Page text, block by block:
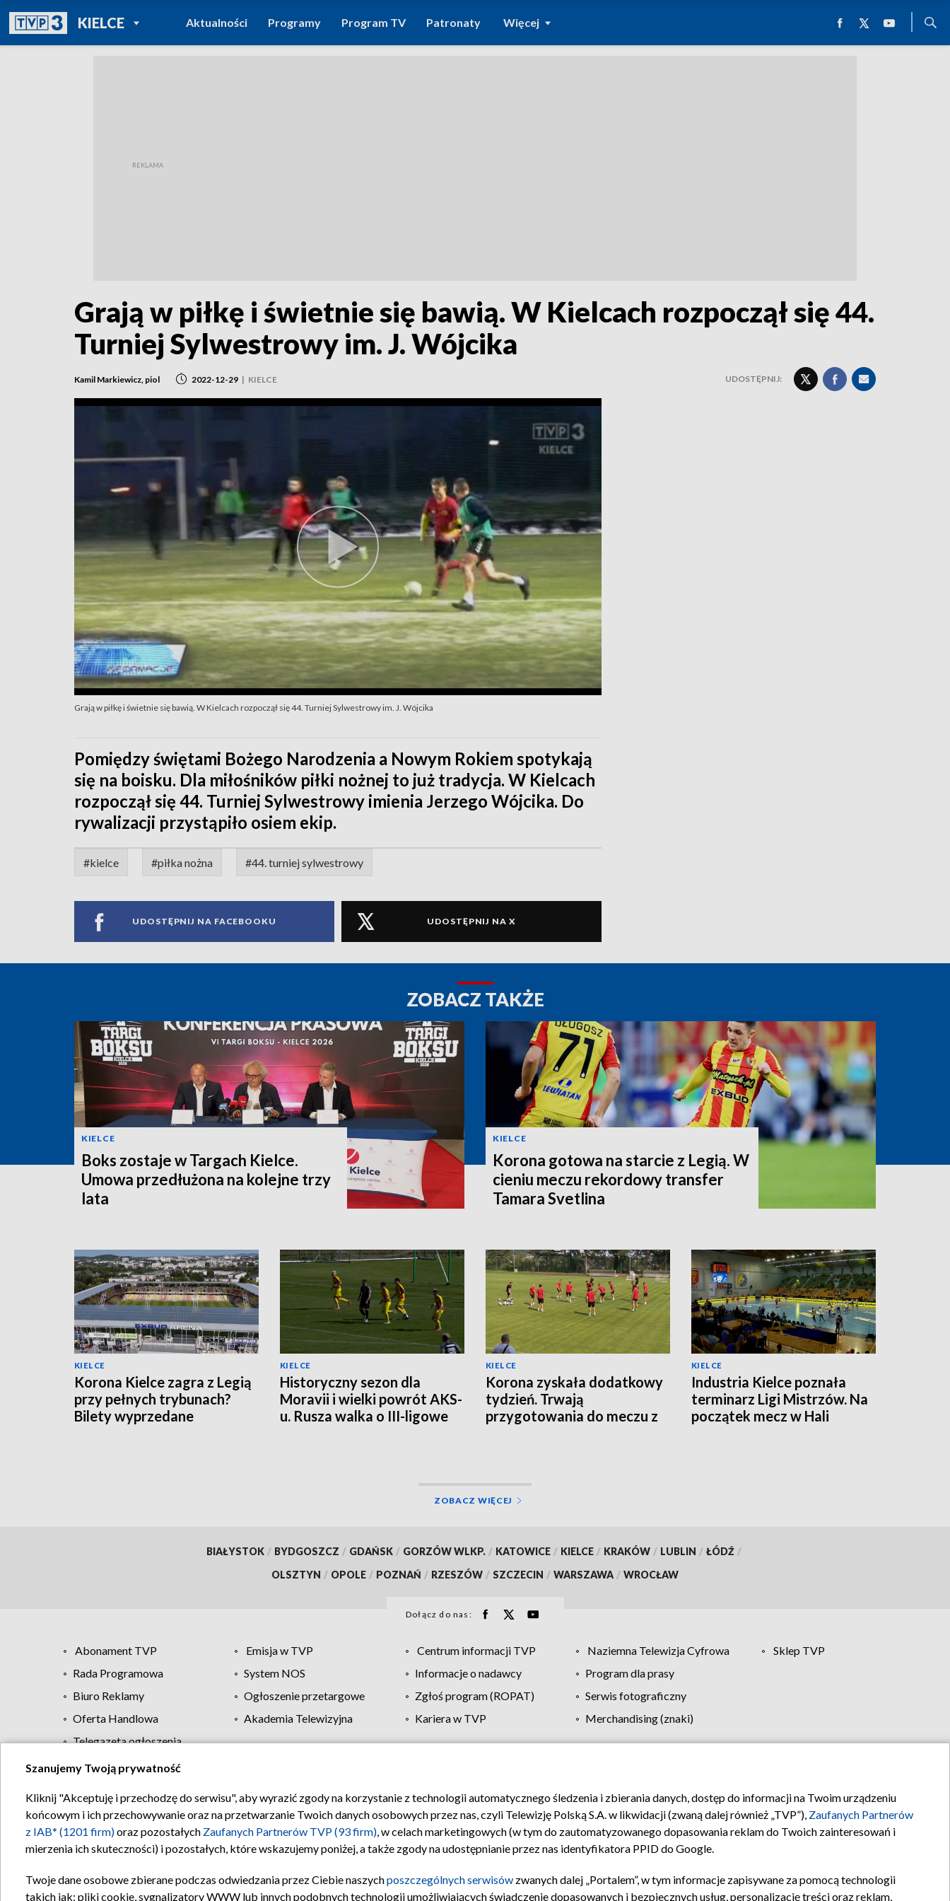
KIELCEPOWRÓT DO
TVP REGIONY
Aktualności Programy Program TV Patronaty Więcej
Grają w piłkę i świetnie się bawią. W Kielcach rozpoczął się 44.
Turniej Sylwestrowy im. J. Wójcika
Kamil Markiewicz, piol 2022-12-29 | KIELCE UDOSTĘPNIJ:
Grają w piłkę i świetnie się bawią. W Kielcach rozpoczął się 44. Turniej Sylwestrowy im. J. Wójcika
Pomiędzy świętami Bożego Narodzenia a Nowym Rokiem spotykają
się na boisku. Dla miłośników piłki nożnej to już tradycja. W Kielcach
rozpoczął się 44. Turniej Sylwestrowy imienia Jerzego Wójcika. Do
rywalizacji przystąpiło osiem ekip.
#kielce #piłka nożna #44. turniej sylwestrowy
UDOSTĘPNIJ NA FACEBOOKU UDOSTĘPNIJ NA X
ZOBACZ TAKŻE
KIELCE
Boks zostaje w Targach Kielce.
Umowa przedłużona na kolejne trzy
lata
KIELCE
Korona gotowa na starcie z Legią. W
cieniu meczu rekordowy transfer
Tamara Svetlina
KIELCE
Korona Kielce zagra z Legią
przy pełnych trybunach?
Bilety wyprzedane
KIELCE
Historyczny sezon dla
Moravii i wielki powrót AKS-
u. Rusza walka o III-ligowe
KIELCE
Korona zyskała dodatkowy
tydzień. Trwają
przygotowania do meczu z
KIELCE
Industria Kielce poznała
terminarz Ligi Mistrzów. Na
początek mecz w Hali
ZOBACZ WIĘCEJ
BIAŁYSTOK / BYDGOSZCZ / GDAŃSK / GORZÓW WLKP. / KATOWICE / KIELCE / KRAKÓW / LUBLIN / ŁÓDŹ /
OLSZTYN / OPOLE / POZNAŃ / RZESZÓW / SZCZECIN / WARSZAWA / WROCŁAW
Dołącz do nas:
Abonament TVP Emisja w TVP Centrum informacji TVP Naziemna Telewizja Cyfrowa
Sklep TVP
Rada Programowa
System NOS Informacje o nadawcy
Program dla prasy
Biuro Reklamy
Ogłoszenie przetargowe Zgłoś program (ROPAT)
Serwis fotograficzny
Oferta Handlowa
Akademia Telewizyjna Kariera w TVP
Merchandising (znaki)
Telegazeta ogłoszenia
Regulamin TVP Polityka prywatności Moje zgody Pomoc Biuro reklamy Kontakt
Szanujemy Twoją prywatność
Kliknij "Akceptuję i przechodzę do serwisu", aby wyrazić zgody na korzystanie z technologii automatycznego śledzenia i zbierania danych, dostęp do informacji na Twoim urządzeniu
końcowym i ich przechowywanie oraz na przetwarzanie Twoich danych osobowych przez nas, czyli Telewizję Polską S.A. w likwidacji (zwaną dalej również „TVP”), Zaufanych Partnerów
z IAB* (1201 firm)oraz pozostałych Zaufanych Partnerów TVP (93 firm), w celach marketingowych (w tym do zautomatyzowanego dopasowania reklam do Twoich zainteresowań i
mierzenia ich skuteczności) i pozostałych, które wskazujemy poniżej, a także zgody na udostępnianie przez nas identyfikatora PPID do Google.
Twoje dane osobowe zbierane podczas odwiedzania przez Ciebie naszychposzczególnych serwisów zwanych dalej „Portalem”, w tym informacje zapisywane za pomocą technologii
takich jak: pliki cookie, sygnalizatory WWW lub innych podobnych technologii umożliwiających świadczenie dopasowanych i bezpiecznych usług, personalizację treści oraz reklam,